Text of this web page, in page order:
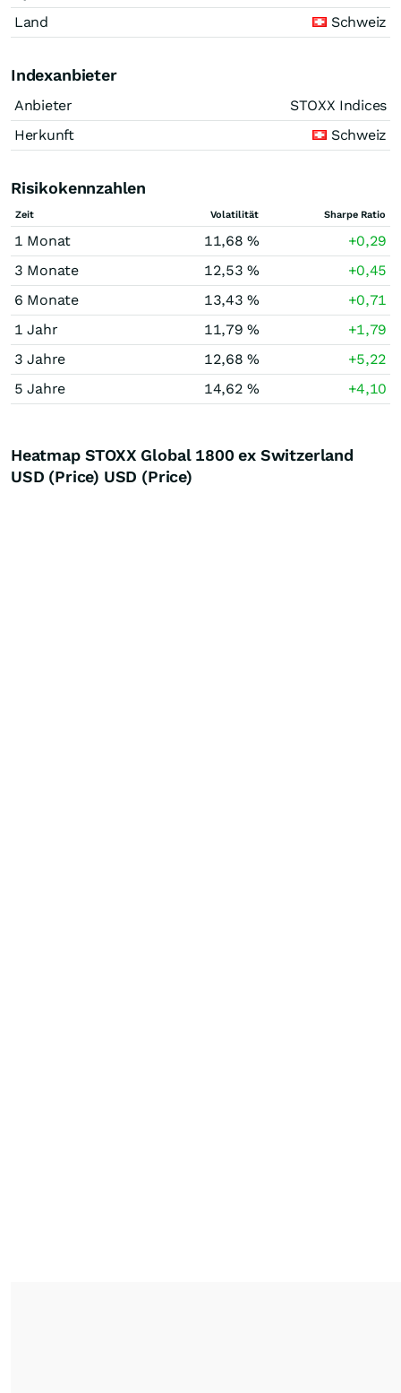
Land
Schweiz
Indexanbieter
Anbieter
STOXX Indices
Herkunft
Schweiz
Risikokennzahlen
Zeit Volatilität Sharpe Ratio
1 Monat 11,68 %
+0,29
3 Monate
12,53 %
+0,45
6 Monate
13,43 %
+0,71
1 Jahr
11,79 %
+1,79
3 Jahre
12,68 %
+5,22
5 Jahre
14,62 % +4,10
Heatmap STOXX Global 1800 ex Switzerland
USD (Price) USD (Price)